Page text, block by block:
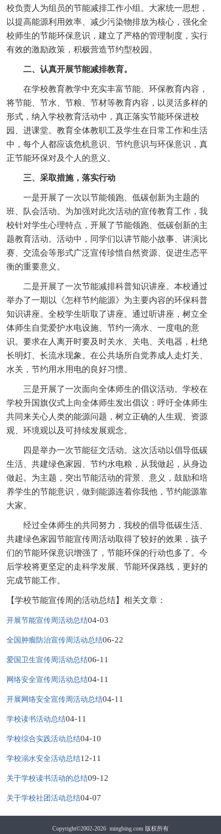
校负责人为组员的节能减排工作小组。大家统一思想，
以提高能源利用效率、减少污染物排放为核心，强化全
校师生的节能环保意识，建立了严格的管理制度，实行
有效的激励政策，积极营造节约型校园。
二、认真开展节能减排教育。
在学校教育教学中充实丰富节能、环保教育内容，
将节能、节水、节粮、节材等教育内容，以灵活多样的
形式，纳入学校教育活动中，真正落实节能环保进校
园、进课堂。教育全体教职工及学生在日常工作和生活
中，每个人都应该危机意识、节约意识与环保意识，真
正节能环保对及个人的意义。
三、采取措施，落实行动
一是开展了一次以节能领跑、低碳创新为主题的
班、队会活动。为加强对此次活动的宣传教育工作，我
校针对学生心理特点，开展了节能领跑、低碳创新的主
题教育活动。活动中，同学们以讲节能小故事、讲演比
赛、交流会等形式广泛宣传珍惜自然资源、促进生态平
衡的重要意义。
二是开展了一次节能减排科普知识讲座。本校通过
举办了一期以《怎样节约能源》为主要内容的环保科普
知识讲座。全校学生听取了讲座。通过听讲座，树立全
体师生自觉爱护水电设施、节约一滴水、一度电的意
识。要求在人离开时要及时关水、关电、关电器，杜绝
长明灯、长流水现象。在公共场所自觉养成人走灯关、
水关，节约用水用电的良好习惯。
三是开展了一次面向全体师生的倡议活动。学校在
学校升国旗仪式上向全体师生发出倡议：呼吁全体师生
共同来关心人类的能源问题，树立正确的人生观、资源
观、环境观以及可持续发展观念。
四是举办一次节能征文活动。这次活动以倡导低碳
生活、共建绿色家园、节约水电粮，从我做起，从身边
做起。为主题，突出节能活动的背景、意义，鼓励和培
养学生的节能意识，做到能源连着你我他，节约能源靠
大家。
经过全体师生的共同努力，我校的倡导低碳生活、
共建绿色家园节能宣传周活动取得了较好的效果，孩子
们的节能环保意识增强了，节能环保的行动也多了。今
后学校将更坚定的走科学发展、节能环保路线，更好的
完成节能工作。
【学校节能宣传周的活动总结】相关文章：
开展节能宣传周活动总结04-03
全国肿瘤防治宣传周活动总结06-22
爱国卫生宣传周活动总结06-11
网络安全宣传周活动总结04-11
开展网络安全宣传周活动总结04-11
学校读书活动总结04-11
学校综合实践活动总结04-10
学校溺水安全活动总结12-11
关于学校读书活动的总结09-12
关于学校社团活动总结04-07
Copyright©2002-2026 mingbing.com 版权所有